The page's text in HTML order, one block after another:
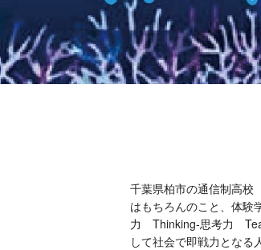
千葉県柏市の通信制高校
はもちろんのこと、体験
力 Thinking-思考力
して社会で即戦力となる